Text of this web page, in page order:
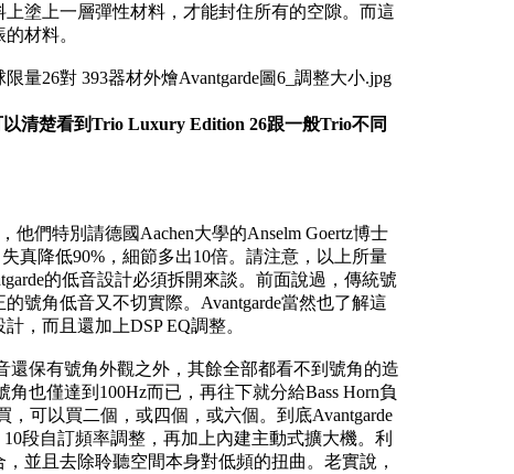
塗上一層彈性材料，才能封住所有的空隙。而這
材料。
清楚看到Trio Luxury Edition 26跟一般Trio不同
們特別請德國Aachen大學的Anselm Goertz博士
真降低90%，細節多出10倍。請注意，以上所量
的低音設計必須拆開來談。前面說過，傳統號
號角低音又不切實際。Avantgarde當然也了解這
，而且還加上DSP EQ調整。
還保有號角外觀之外，其餘全部都看不到號角的造
也僅達到100Hz而已，再往下就分給Bass Horn負
可以買二個，或四個，或六個。到底Avantgarde
段自訂頻率調整，再加上內建主動式擴大機。利
並且去除聆聽空間本身對低頻的扭曲。老實說，